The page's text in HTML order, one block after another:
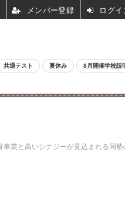
共通テスト 夏休み 8月開催学校説
業と高いシナジーが見込まれる同
ログイ